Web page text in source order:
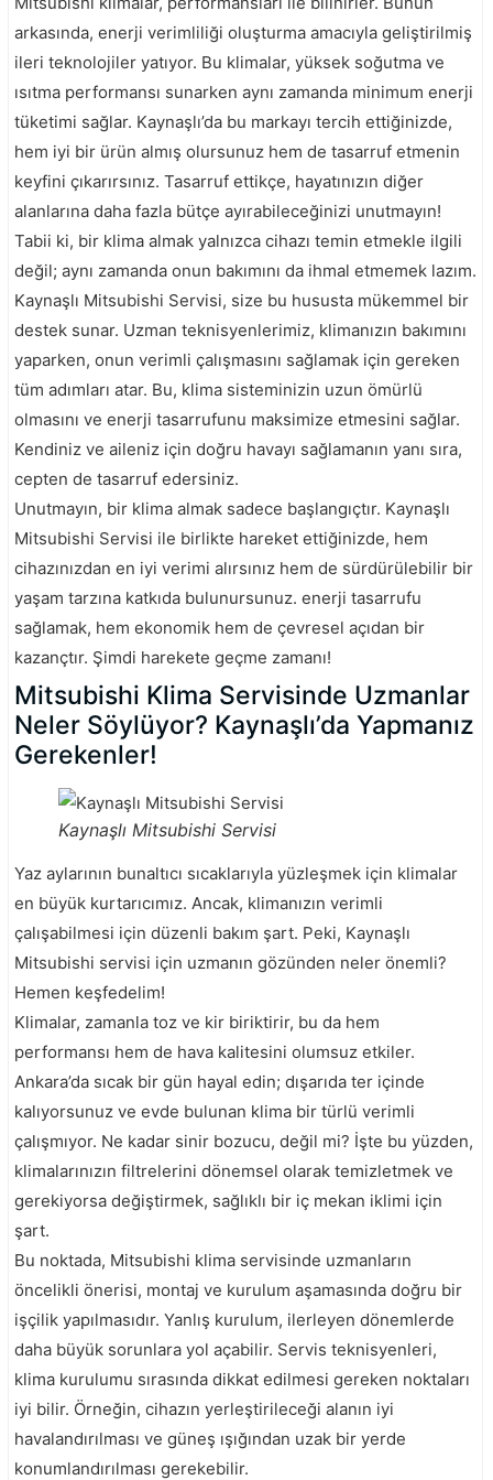
arkasında, enerji verimliliği oluşturma amacıyla geliştirilmiş
ileri teknolojiler yatıyor. Bu klimalar, yüksek soğutma ve
ısıtma performansı sunarken aynı zamanda minimum enerji
tüketimi sağlar. Kaynaşlı’da bu markayı tercih ettiğinizde,
hem iyi bir ürün almış olursunuz hem de tasarruf etmenin
keyfini çıkarırsınız. Tasarruf ettikçe, hayatınızın diğer
alanlarına daha fazla bütçe ayırabileceğinizi unutmayın!
Tabii ki, bir klima almak yalnızca cihazı temin etmekle ilgili
değil; aynı zamanda onun bakımını da ihmal etmemek lazım.
Kaynaşlı Mitsubishi Servisi, size bu hususta mükemmel bir
destek sunar. Uzman teknisyenlerimiz, klimanızın bakımını
yaparken, onun verimli çalışmasını sağlamak için gereken
tüm adımları atar. Bu, klima sisteminizin uzun ömürlü
olmasını ve enerji tasarrufunu maksimize etmesini sağlar.
Kendiniz ve aileniz için doğru havayı sağlamanın yanı sıra,
cepten de tasarruf edersiniz.
Unutmayın, bir klima almak sadece başlangıçtır. Kaynaşlı
Mitsubishi Servisi ile birlikte hareket ettiğinizde, hem
cihazınızdan en iyi verimi alırsınız hem de sürdürülebilir bir
yaşam tarzına katkıda bulunursunuz. enerji tasarrufu
sağlamak, hem ekonomik hem de çevresel açıdan bir
kazançtır. Şimdi harekete geçme zamanı!
Mitsubishi Klima Servisinde Uzmanlar
Neler Söylüyor? Kaynaşlı’da Yapmanız
Gerekenler!
Kaynaşlı Mitsubishi Servisi
Yaz aylarının bunaltıcı sıcaklarıyla yüzleşmek için klimalar
en büyük kurtarıcımız. Ancak, klimanızın verimli
çalışabilmesi için düzenli bakım şart. Peki, Kaynaşlı
Mitsubishi servisi için uzmanın gözünden neler önemli?
Hemen keşfedelim!
Klimalar, zamanla toz ve kir biriktirir, bu da hem
performansı hem de hava kalitesini olumsuz etkiler.
Ankara’da sıcak bir gün hayal edin; dışarıda ter içinde
kalıyorsunuz ve evde bulunan klima bir türlü verimli
çalışmıyor. Ne kadar sinir bozucu, değil mi? İşte bu yüzden,
klimalarınızın filtrelerini dönemsel olarak temizletmek ve
gerekiyorsa değiştirmek, sağlıklı bir iç mekan iklimi için
şart.
Bu noktada, Mitsubishi klima servisinde uzmanların
öncelikli önerisi, montaj ve kurulum aşamasında doğru bir
işçilik yapılmasıdır. Yanlış kurulum, ilerleyen dönemlerde
daha büyük sorunlara yol açabilir. Servis teknisyenleri,
klima kurulumu sırasında dikkat edilmesi gereken noktaları
iyi bilir. Örneğin, cihazın yerleştirileceği alanın iyi
havalandırılması ve güneş ışığından uzak bir yerde
konumlandırılması gerekebilir.